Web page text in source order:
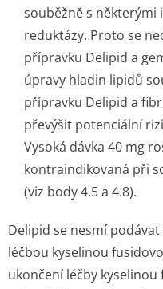
souběžně s některými
reduktázy. Proto se
přípravku Delipid a
úpravy hladin lipidů
přípravku Delipid a
převýšit potenciální
Vysoká dávka 40 mg
kontraindikovaná při
(viz body 4.5 a 4.8).
Delipid se nesmí
léčbou kyselinou
ukončení léčby